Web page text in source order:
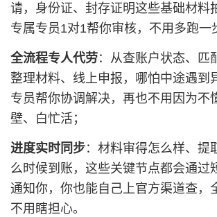
请，身份证、封存证明这些基础材料
专属专员1对1帮你审核，不用多跑一
全流程专人代劳：从查账户状态、匹
整理材料、线上申报，哪怕中途遇到
专员帮你协调解决，再也不用因为不
壁、白忙活；
进度实时同步：材料审得怎么样、提
么时候到账，这些关键节点都会通过
通知你，你也能自己上官方渠道查，
不用瞎担心。